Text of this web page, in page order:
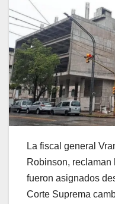
La fiscal general
Robinson,
fueron asignados
Corte Suprema